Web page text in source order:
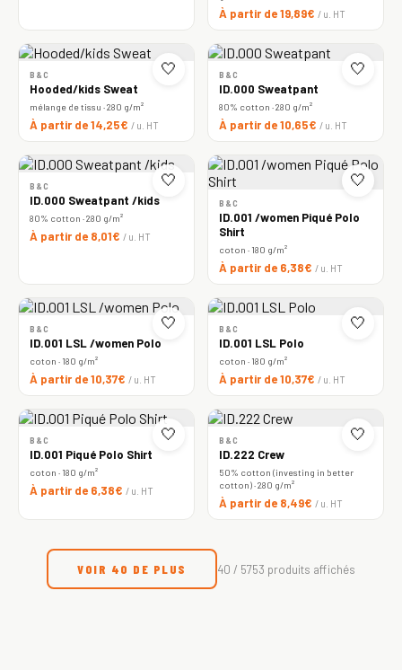
À partir de 19,89€ / u. HT
🤍
B&C
Hooded/kids Sweat
mélange de tissu · 280 g/m²
À partir de 14,25€ / u. HT
🤍
B&C
ID.000 Sweatpant
80% cotton · 280 g/m²
À partir de 10,65€ / u. HT
🤍
B&C
ID.000 Sweatpant /kids
80% cotton · 280 g/m²
À partir de 8,01€ / u. HT
🤍
B&C
ID.001 /women Piqué Polo
Shirt
coton · 180 g/m²
À partir de 6,38€ / u. HT
🤍
B&C
ID.001 LSL /women Polo
coton · 180 g/m²
À partir de 10,37€ / u. HT
🤍
B&C
ID.001 LSL Polo
coton · 180 g/m²
À partir de 10,37€ / u. HT
🤍
B&C
ID.001 Piqué Polo Shirt
coton · 180 g/m²
À partir de 6,38€ / u. HT
🤍
B&C
ID.222 Crew
50% cotton (investing in better
cotton) · 280 g/m²
À partir de 8,49€ / u. HT
VOIR 40 DE PLUS 40 / 5753 produits affichés